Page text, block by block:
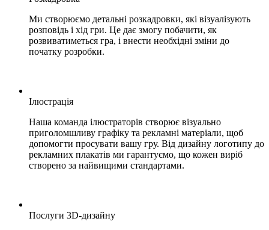
Ми створюємо детальні розкадровки, які візуалізують
розповідь і хід гри. Це дає змогу побачити, як
розвиватиметься гра, і внести необхідні зміни до
початку розробки.
Ілюстрація
Наша команда ілюстраторів створює візуально
приголомшливу графіку та рекламні матеріали, щоб
допомогти просувати вашу гру. Від дизайну логотипу до
рекламних плакатів ми гарантуємо, що кожен виріб
створено за найвищими стандартами.
Послуги 3D-дизайну